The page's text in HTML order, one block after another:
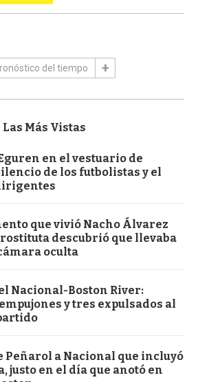
del tiempo
Las Más Vistas
en el vestuario de
de los futbolistas y el
que vivió Nacho Álvarez
descubrió que llevaba
oculta
Nacional-Boston River:
y tres expulsados al
Peñarol a Nacional que incluyó
justo en el día que anotó en